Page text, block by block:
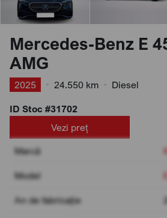
Mercedes-Benz E
AMG
2025 24.550 km
Diesel
ID Stoc #31702
Vezi preț
Marcă
Model
An de fabricație